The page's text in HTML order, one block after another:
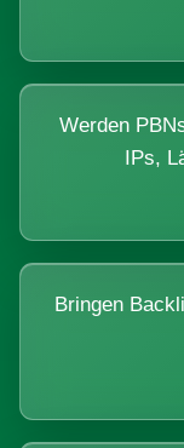
Werden
IPs,
Bringen